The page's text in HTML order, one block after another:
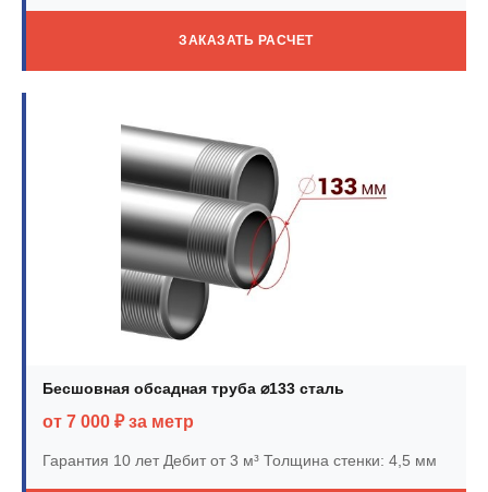
ЗАКАЗАТЬ РАСЧЕТ
Бесшовная обсадная труба ⌀133 сталь
от 7 000 ₽ за метр
Гарантия 10 летДебит от 3 м³ Толщина стенки: 4,5 мм